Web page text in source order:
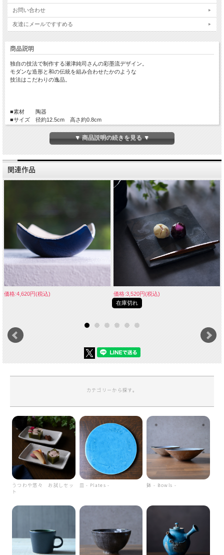
お問い合わせ
友達にメールですすめる
商品説明
独自の技法で制作する瀬津純司さんの彩墨流デザイン。
モダンな造形と和の伝統を組み合わせたかのような
技法はこだわりの逸品。
■素材 陶器
■サイズ 径約12.5cm 高さ約0.8cm
■手触り さらっとしています。
■重さ 約200g
■生産国 Made in Japan
▼ 商品説明の続きを見る ▼
関連作品
価格:4,620円(税込)
価格:3,520円(税込)
在庫切れ
カテゴリーから探す。
うつわや悠々 お試しセッ
ト
皿 - Plates - 鉢 - Bowls -